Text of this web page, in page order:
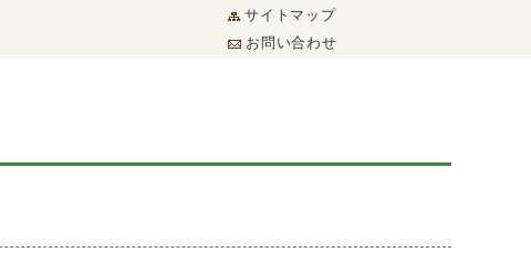
サイトマップ
お問い合わせ